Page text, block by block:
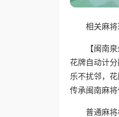
相关麻
【闽南
花牌自动计
乐不扰邻，
传承闽南麻将
普通麻